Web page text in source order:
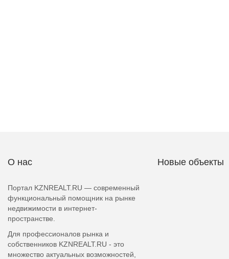
О нас
Портал KZNREALT.RU — современный
функциональный помощник на рынке
недвижимости в интернет-
пространстве.
Для профессионалов рынка и
собственников KZNREALT.RU - это
множество актуальных возможностей,
Новые объекты